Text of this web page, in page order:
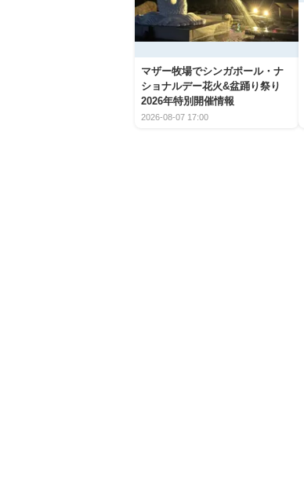
マザー牧場でシンガポール・ナ
ショナルデー花火&盆踊り祭り
2026年特別開催情報
2026-08-07 17:00